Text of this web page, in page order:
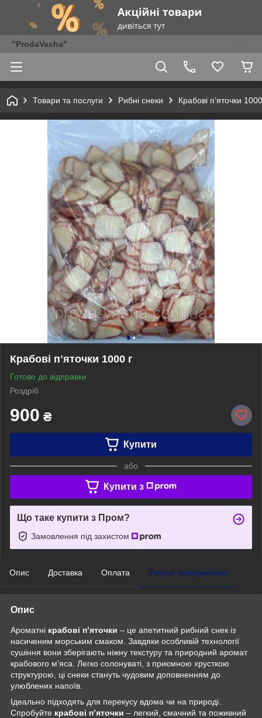
"ProdaVasha"
Товари та послуги Рибні снеки Крабові пʼяточки
Крабові пʼяточки 1000 г
Готово до відправки
Роздріб
900 ₴
Купити
або
Купити з
Що таке купити з Пром?
Замовлення під захистом
Опис Доставка Оплата Умови повернення
Опис
Ароматні крабові п’яточки – це апетитний рибний снек із
насиченим морським смаком. Завдяки особливій технології
сушіння вони зберігають ніжну текстуру та природний аромат
крабового м’яса. Легко солонуваті, з приємною хрусткою
структурою, ці снеки стануть чудовим доповненням до
улюблених напоїв.
Ідеально підходять для перекусу вдома чи на природі.
Спробуйте крабові п’яточки – легкий, смачний та поживний